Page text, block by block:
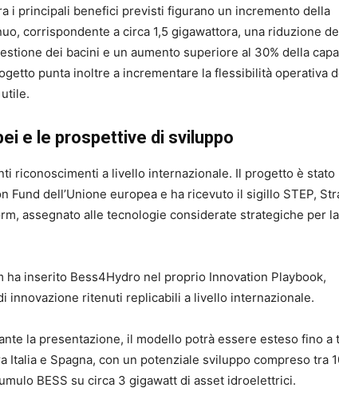
i principali benefici previsti figurano un incremento della
corrispondente a circa 1,5 gigawattora, una riduzione
dei bacini e un aumento superiore al 30% della
punta inoltre a incrementare la flessibilità operativa
e le prospettive di sviluppo
riconoscimenti a livello internazionale. Il progetto è stato
Fund dell’Unione europea e ha ricevuto il sigillo STEP,
assegnato alle tecnologie considerate strategiche per la
ha inserito Bess4Hydro nel proprio Innovation Playbook,
innovazione ritenuti replicabili a livello internazionale.
la presentazione, il modello potrà essere esteso fino a
Italia e Spagna, con un potenziale sviluppo compreso tra
BESS su circa 3 gigawatt di asset idroelettrici.